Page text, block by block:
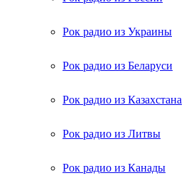
Рок радио из Украины
Рок радио из Беларуси
Рок радио из Казахстана
Рок радио из Литвы
Рок радио из Канады